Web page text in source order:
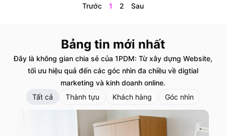
Trước 1 2 Sau
Bảng tin mới nhất
Đây là không gian chia sẻ của 1PDM: Từ xây dựng Website,
tối ưu hiệu quả đến các góc nhìn đa chiều về digtial
marketing và kinh doanh online.
Tất cả
Thành tựu Khách hàng Góc nhìn